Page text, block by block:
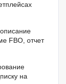
FBO, отчет
на